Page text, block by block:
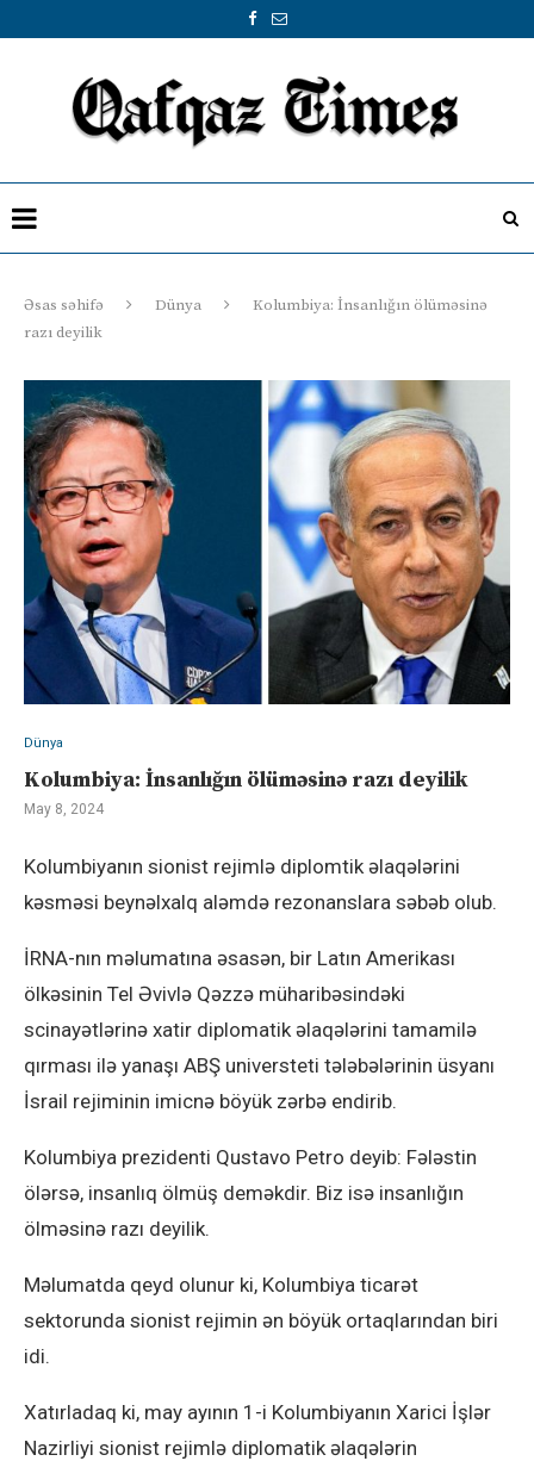
Əsas səhifə Dünya
Kolumbiya: İnsanlığın ölüməsinə
razı deyilik
Dünya
Kolumbiya: İnsanlığın ölüməsinə razı deyilik
May 8, 2024
Kolumbiyanın sionist rejimlə diplomtik əlaqələrini
kəsməsi beynəlxalq aləmdə rezonanslara səbəb olub.
İRNA-nın məlumatına əsasən, bir Latın Amerikası
ölkəsinin Tel Əvivlə Qəzzə müharibəsindəki
scinayətlərinə xatir diplomatik əlaqələrini tamamilə
qırması ilə yanaşı ABŞ universteti tələbələrinin üsyanı
İsrail rejiminin imicnə böyük zərbə endirib.
Kolumbiya prezidenti Qustavo Petro deyib: Fələstin
ölərsə, insanlıq ölmüş deməkdir. Biz isə insanlığın
ölməsinə razı deyilik.
Məlumatda qeyd olunur ki, Kolumbiya ticarət
sektorunda sionist rejimin ən böyük ortaqlarından biri
idi.
Xatırladaq ki, may ayının 1-i Kolumbiyanın Xarici İşlər
Nazirliyi sionist rejimlə diplomatik əlaqələrin